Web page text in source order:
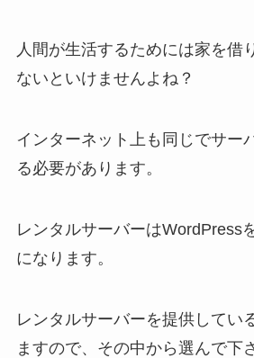
人間が生活するためには家を借
ないといけませんよね？
インターネット上も同じでサー
る必要があります。
レンタルサーバーはWordPress
になります。
レンタルサーバーを提供してい
ますので、その中から選んで下